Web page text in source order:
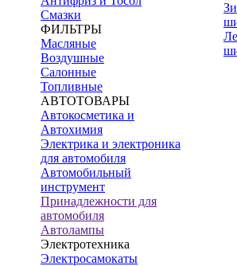
Смазки
ФИЛЬТРЫ
Масляные
Воздушные
Салонные
Топливные
АВТОТОВАРЫ
Автокосметика и
Автохимия
Электрика и электроника
для автомобиля
Автомобильный
инструмент
Принадлежности для
автомобиля
Автолампы
Электротехника
Электросамокаты